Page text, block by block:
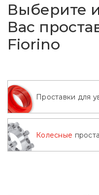
2023
2024
Выберите
Вас
Fiorino
Проставки для
Колесные